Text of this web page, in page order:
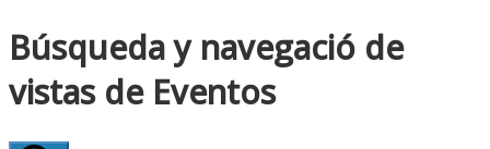
Búsqueda y navegació de
vistas de Eventos